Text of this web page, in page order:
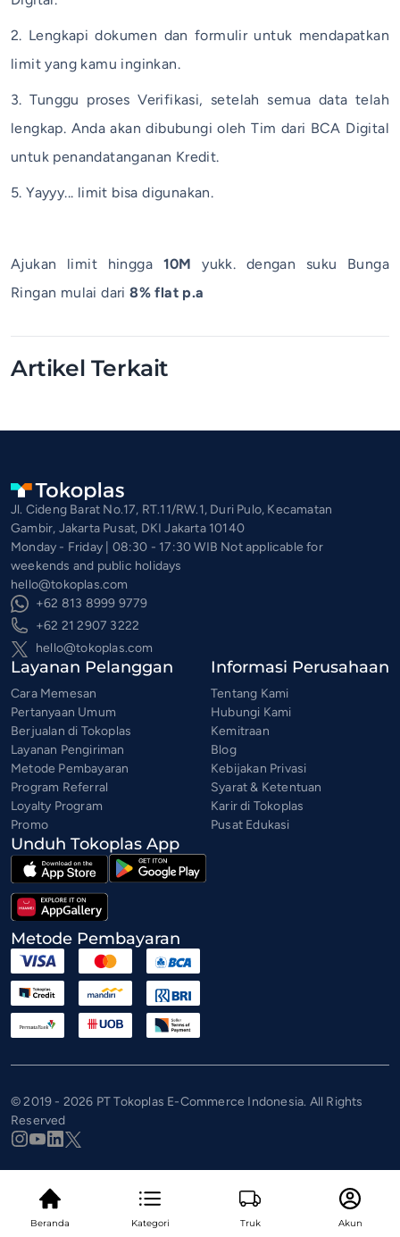
Beranda Kategori Truk Akun
2. Lengkapi dokumen dan formulir untuk mendapatkan
limit yang kamu inginkan.
3. Tunggu proses Verifikasi, setelah semua data telah
lengkap. Anda akan dibubungi oleh Tim dari BCA Digital
untuk penandatanganan Kredit.
5. Yayyy... limit bisa digunakan.
Ajukan limit hingga10Myukk. dengan suku Bunga
Ringan mulai dari8% flat p.a
Artikel Terkait
Jl. Cideng Barat No.17, RT.11/RW.1, Duri Pulo, Kecamatan
Gambir, Jakarta Pusat, DKI Jakarta 10140
Monday - Friday | 08:30 - 17:30 WIB Not applicable for
weekends and public holidays
hello@tokoplas.com
+62 813 8999 9779
+62 21 2907 3222
hello@tokoplas.com
Layanan Pelanggan
Cara Memesan
Pertanyaan Umum
Berjualan di Tokoplas
Layanan Pengiriman
Metode Pembayaran
Program Referral
Loyalty Program
Promo
Informasi Perusahaan
Tentang Kami
Hubungi Kami
Kemitraan
Blog
Kebijakan Privasi
Syarat & Ketentuan
Karir di Tokoplas
Pusat Edukasi
Unduh Tokoplas App
Metode Pembayaran
© 2019 - 2026 PT Tokoplas E-Commerce Indonesia. All Rights
Reserved